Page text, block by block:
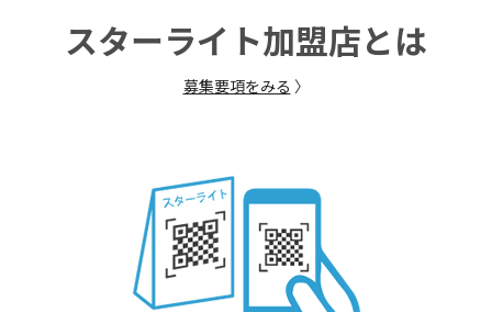
スターライト加盟店とは
募集要項をみる 〉